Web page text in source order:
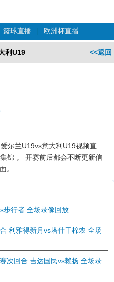
篮球直播 | 欧洲杯直播
<<返回
利U19
尔兰U19vs意大利U19视频直
锦 。 开赛前后都会不断更新信
。
步行者 全场录像回放
利雅得新月vs塔什干棉农 全场
次回合 吉达国民vs赖扬 全场录